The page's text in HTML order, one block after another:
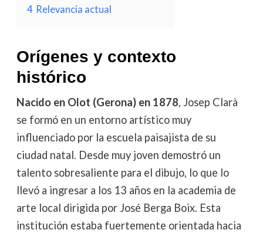
4 Relevancia actual
Orígenes y contexto
histórico
Nacido en Olot (Gerona) en 1878, Josep Clarà
se formó en un entorno artístico muy
influenciado por la escuela paisajista de su
ciudad natal. Desde muy joven demostró un
talento sobresaliente para el dibujo, lo que lo
llevó a ingresar a los 13 años en la academia de
arte local dirigida por José Berga Boix. Esta
institución estaba fuertemente orientada hacia